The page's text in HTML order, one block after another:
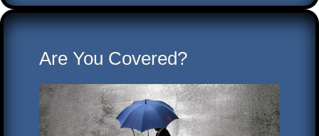
Are You Covered?